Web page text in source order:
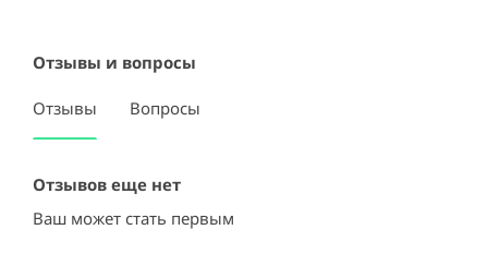
Отзывы и вопросы
Отзывы Вопросы
Отзывов еще нет
Ваш может стать первым